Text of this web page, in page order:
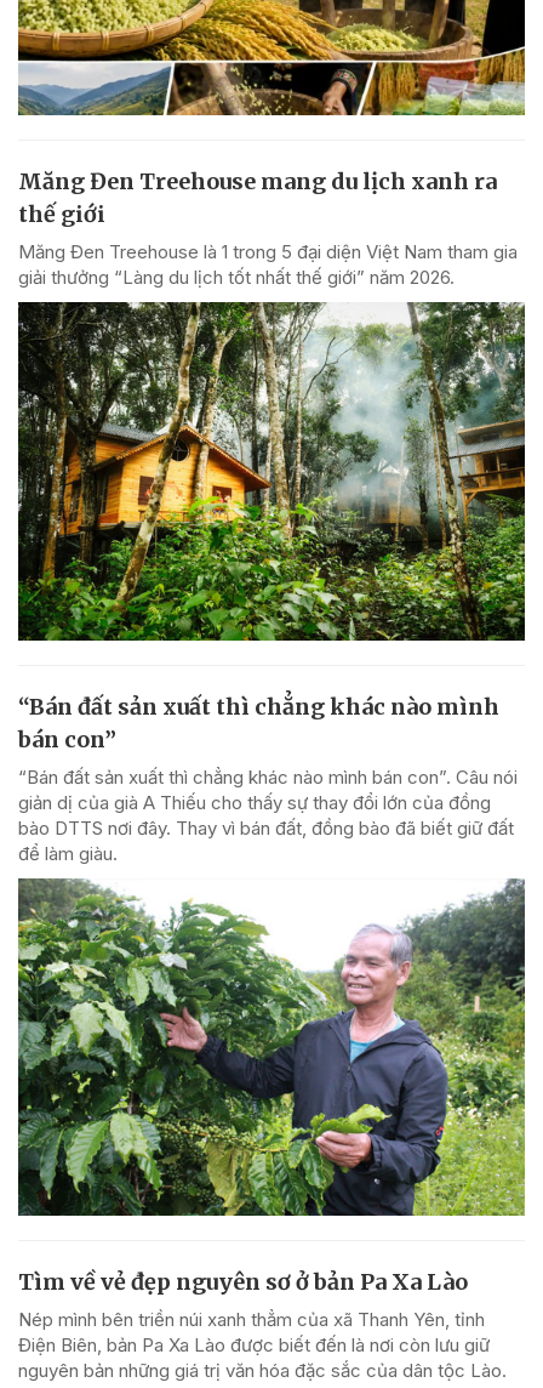
Măng Đen Treehouse mang du lịch xanh ra
thế giới
Măng Đen Treehouse là 1 trong 5 đại diện Việt Nam tham gia
giải thưởng “Làng du lịch tốt nhất thế giới” năm 2026.
“Bán đất sản xuất thì chẳng khác nào mình
bán con”
“Bán đất sản xuất thì chẳng khác nào mình bán con”. Câu nói
giản dị của già A Thiếu cho thấy sự thay đổi lớn của đồng
bào DTTS nơi đây. Thay vì bán đất, đồng bào đã biết giữ đất
để làm giàu.
Tìm về vẻ đẹp nguyên sơ ở bản Pa Xa Lào
Nép mình bên triền núi xanh thẳm của xã Thanh Yên, tỉnh
Điện Biên, bản Pa Xa Lào được biết đến là nơi còn lưu giữ
nguyên bản những giá trị văn hóa đặc sắc của dân tộc Lào.